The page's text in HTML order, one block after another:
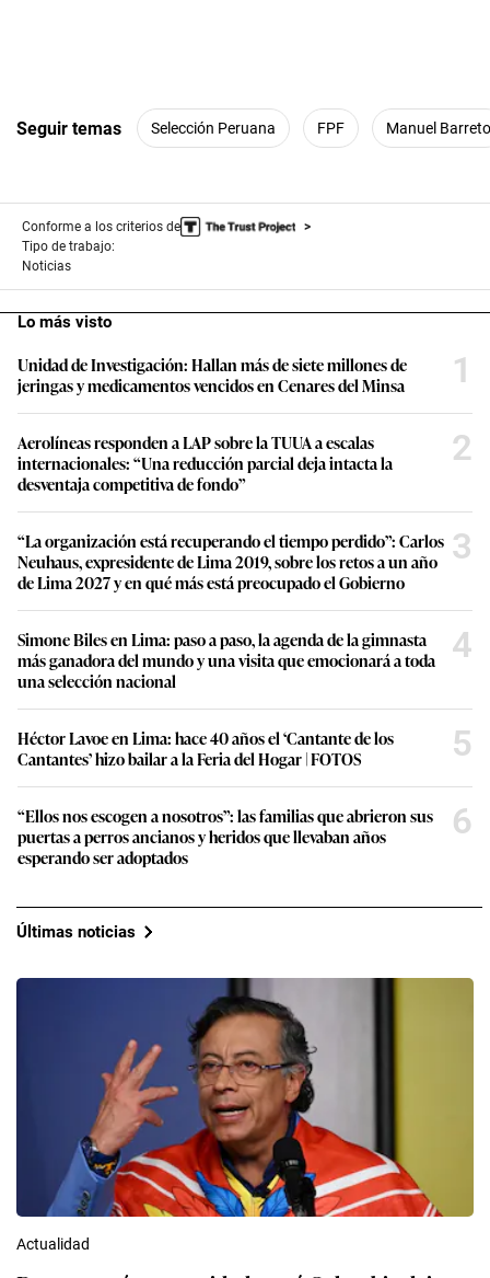
Seguir temas Selección Peruana FPF Manuel Barreto
Conforme a los criterios de
Tipo de trabajo:
Noticias
Lo más visto
Unidad de Investigación: Hallan más de siete millones de
jeringas y medicamentos vencidos en Cenares del Minsa
1
Aerolíneas responden a LAP sobre la TUUA a escalas
internacionales: “Una reducción parcial deja intacta la
desventaja competitiva de fondo”
2
“La organización está recuperando el tiempo perdido”: Carlos
Neuhaus, expresidente de Lima 2019, sobre los retos a un año
de Lima 2027 y en qué más está preocupado el Gobierno
3
Simone Biles en Lima: paso a paso, la agenda de la gimnasta
más ganadora del mundo y una visita que emocionará a toda
una selección nacional
4
Héctor Lavoe en Lima: hace 40 años el ‘Cantante de los
Cantantes’ hizo bailar a la Feria del Hogar | FOTOS
5
“Ellos nos escogen a nosotros”: las familias que abrieron sus
puertas a perros ancianos y heridos que llevaban años
esperando ser adoptados
6
Últimas noticias
Actualidad